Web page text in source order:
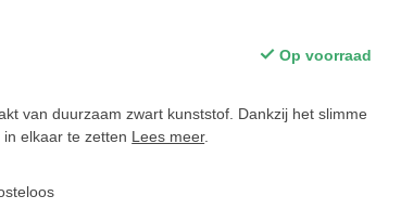
Op voorraad
van duurzaam zwart kunststof. Dankzij het slimme
elkaar te zetten Lees meer.